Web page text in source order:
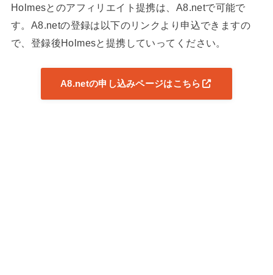
Holmesとのアフィリエイト提携は、A8.netで可能で
す。A8.netの登録は以下のリンクより申込できますの
で、登録後Holmesと提携していってください。
A8.netの申し込みページはこちら